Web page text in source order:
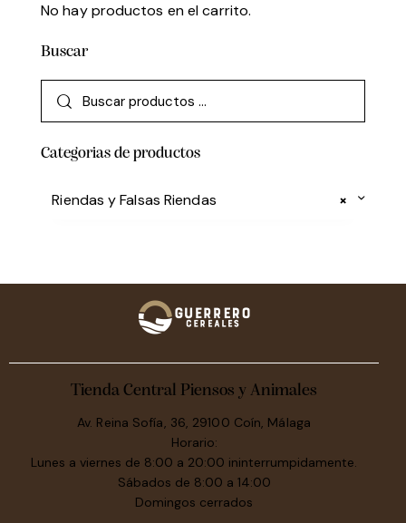
No hay productos en el carrito.
Buscar
Categorias de productos
×
Riendas y Falsas Riendas
Tienda Central Piensos y Animales
Av. Reina Sofía, 36, 29100 Coín, Málaga
Horario:
Lunes a viernes de 8:00 a 20:00 ininterrumpidamente.
Sábados de 8:00 a 14:00
Domingos cerrados